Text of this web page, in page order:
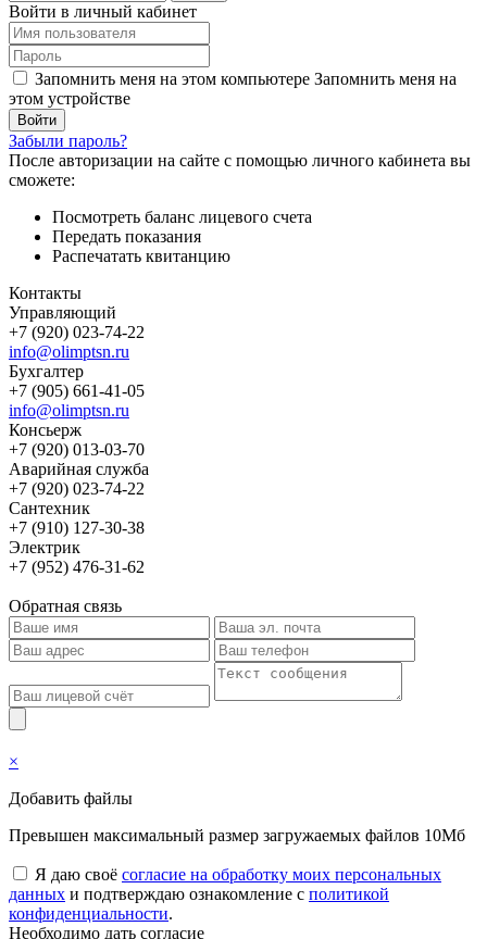
Войти в личный кабинет
Запомнить меня на этом компьютере Запомнить меня на
этом устройстве
Забыли пароль?
После авторизации на сайте с помощью личного кабинета вы
сможете:
Посмотреть баланс лицевого счета
Передать показания
Распечатать квитанцию
Контакты
Управляющий
+7 (920) 023-74-22
info@olimptsn.ru
Бухгалтер
+7 (905) 661-41-05
info@olimptsn.ru
Консьерж
+7 (920) 013-03-70
Аварийная служба
+7 (920) 023-74-22
Сантехник
+7 (910) 127-30-38
Электрик
+7 (952) 476-31-62
Обратная связь
×
Добавить файлы
Превышен максимальный размер загружаемых файлов 10Мб
Я даю своё согласие на обработку моих персональных
данных и подтверждаю ознакомление с политикой
конфиденциальности.
Необходимо дать согласие